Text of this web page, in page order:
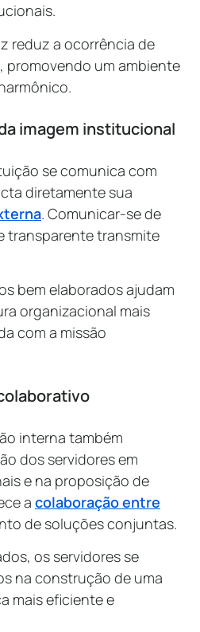
reduz a ocorrência de
, promovendo um ambiente
imagem institucional
se comunica com
diretamente sua
. Comunicar-se de
transparente transmite
bem elaborados ajudam
organizacional mais
com a missão
interna também
dos servidores em
e na proposição de
a colaboração entre
de soluções conjuntas.
os servidores se
na construção de uma
mais eficiente e